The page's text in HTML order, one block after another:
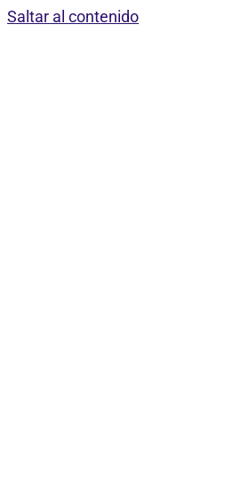
Saltar al contenido